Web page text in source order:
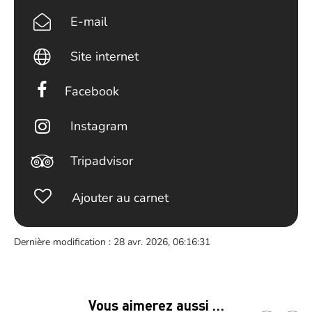
E-mail
Site internet
Facebook
Instagram
Tripadvisor
Ajouter au carnet
Dernière modification : 28 avr. 2026, 06:16:31
Vous aimerez aussi …